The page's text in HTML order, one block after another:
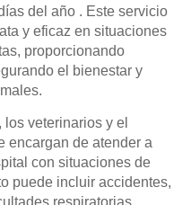
del año . Este servicio
y eficaz en situaciones
proporcionando
el bienestar y
veterinarios y el
encargan de atender a
con situaciones de
puede incluir accidentes,